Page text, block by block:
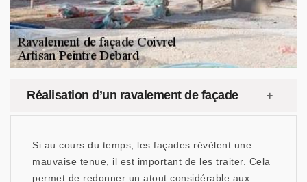
Réalisation d’un ravalement de façade
Si au cours du temps, les façades révèlent une
mauvaise tenue, il est important de les traiter. Cela
permet de redonner un atout considérable aux